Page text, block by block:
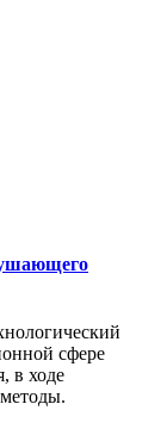
сфере
в ходе